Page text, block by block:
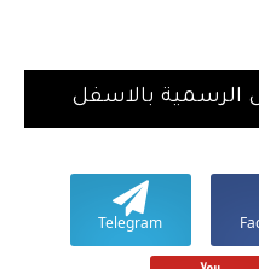
الرسمية بالاسفل
Telegram